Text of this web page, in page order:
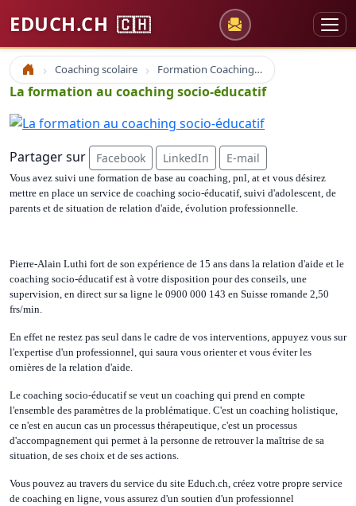
EDUCH.CH 🇨🇭
Accueil Coaching scolaire Formation Coaching Atelier
La formation au coaching socio-éducatif
Partager sur Facebook LinkedIn E-mail
Vous avez suivi une formation de base au coaching, pnl, at et vous désirez
mettre en place un service de coaching socio-éducatif, suivi d'adolescent, de
parents et de situation de relation d'aide, évolution professionnelle.
Pierre-Alain Luthi fort de son expérience de 15 ans dans la relation d'aide et le
coaching socio-éducatif est à votre disposition pour des conseils, une
supervision, en direct sur sa ligne le 0900 000 143 en Suisse romande 2,50
frs/min.
En effet ne restez pas seul dans le cadre de vos interventions, appuyez vous sur
l'expertise d'un professionnel, qui saura vous orienter et vous éviter les
ornières de la relation d'aide.
Le coaching socio-éducatif se veut un coaching qui prend en compte
l'ensemble des paramètres de la problématique. C'est un coaching holistique,
ce n'est en aucun cas un processus thérapeutique, c'est un processus
d'accompagnement qui permet à la personne de retrouver la maîtrise de sa
situation, de ses choix et de ses actions.
Vous pouvez au travers du service du site Educh.ch, créez votre propre service
de coaching en ligne, vous assurez d'un soutien d'un professionnel